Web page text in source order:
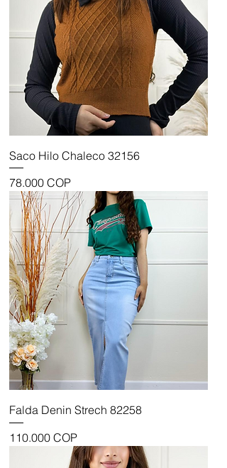
Saco Hilo Chaleco 32156
Precio
78.000 COP
Falda Denin Strech 82258
Precio
110.000 COP